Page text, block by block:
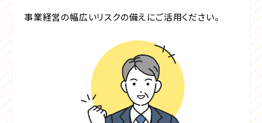
事業経営の幅広いリスクの備えにご活用ください。